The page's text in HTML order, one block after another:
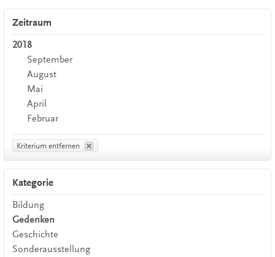
Zeitraum
2018
September
August
Mai
April
Februar
Kriterium entfernen
Kategorie
Bildung
Gedenken
Geschichte
Sonderausstellung